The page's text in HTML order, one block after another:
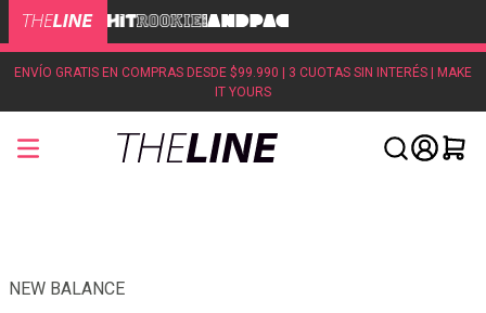
ENVÍO GRATIS EN COMPRAS DESDE $99.990 | 3 CUOTAS SIN INTERÉS | MAKE
IT YOURS
NEW BALANCE